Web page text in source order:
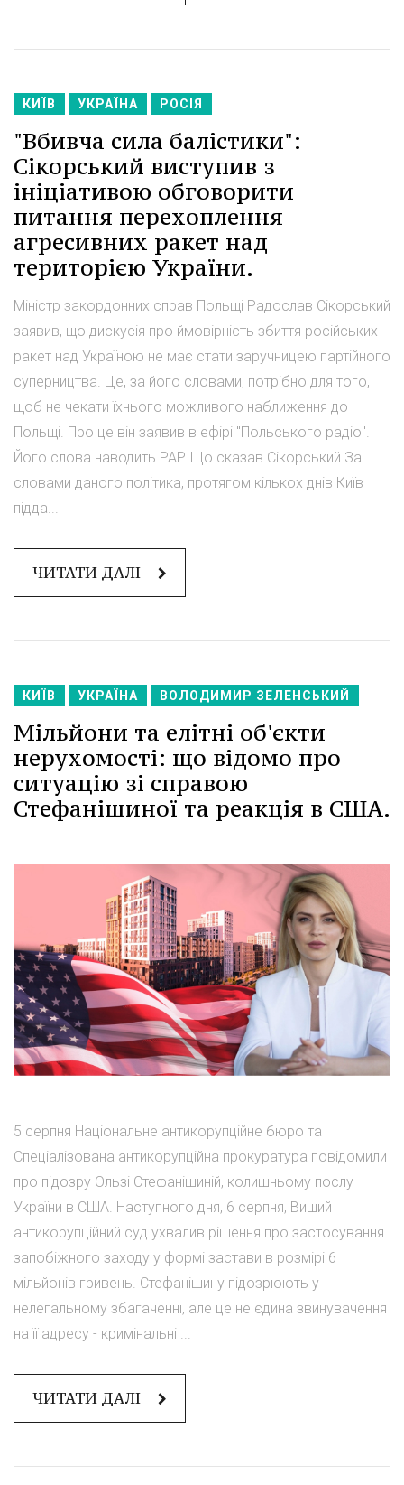
КИЇВ УКРАЇНА РОСІЯ
"Вбивча сила балістики":
Сікорський виступив з
ініціативою обговорити
питання перехоплення
агресивних ракет над
територією України.
Міністр закордонних справ Польщі Радослав Сікорський
заявив, що дискусія про ймовірність збиття російських
ракет над Україною не має стати заручницею партійного
суперництва. Це, за його словами, потрібно для того,
щоб не чекати їхнього можливого наближення до
Польщі. Про це він заявив в ефірі "Польського радіо".
Його слова наводить PAP. Що сказав Сікорський За
словами даного політика, протягом кількох днів Київ
підда...
ЧИТАТИ ДАЛІ
КИЇВ УКРАЇНА ВОЛОДИМИР ЗЕЛЕНСЬКИЙ
Мільйони та елітні об'єкти
нерухомості: що відомо про
ситуацію зі справою
Стефанішиної та реакція в США.
5 серпня Національне антикорупційне бюро та
Спеціалізована антикорупційна прокуратура повідомили
про підозру Ользі Стефанішиній, колишньому послу
України в США. Наступного дня, 6 серпня, Вищий
антикорупційний суд ухвалив рішення про застосування
запобіжного заходу у формі застави в розмірі 6
мільйонів гривень. Стефанішину підозрюють у
нелегальному збагаченні, але це не єдина звинувачення
на її адресу - кримінальні ...
ЧИТАТИ ДАЛІ